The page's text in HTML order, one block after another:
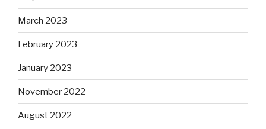
March 2023
February 2023
January 2023
November 2022
August 2022